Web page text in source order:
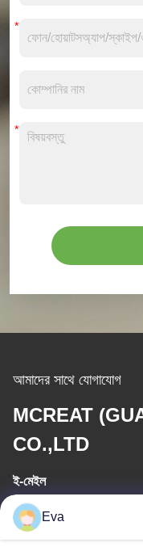
আমাদের সাথে যোগাযোগ
MCREAT
CO.,LTD
ই-মেইল
Eva